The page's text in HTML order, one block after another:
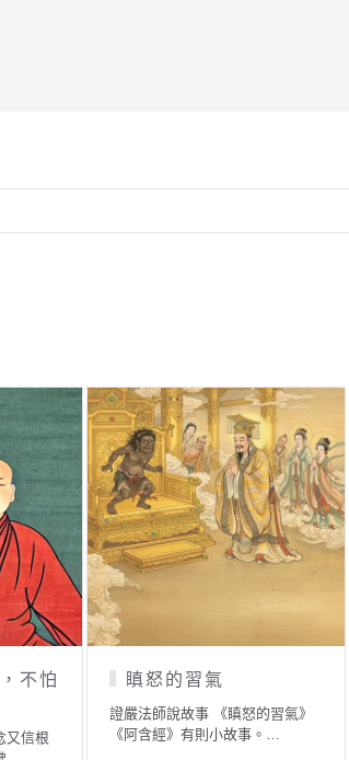
不怕
又信根
瞋怒的習氣
證嚴法師說故事 《瞋怒的習氣》
《阿含經》有則小故事。…